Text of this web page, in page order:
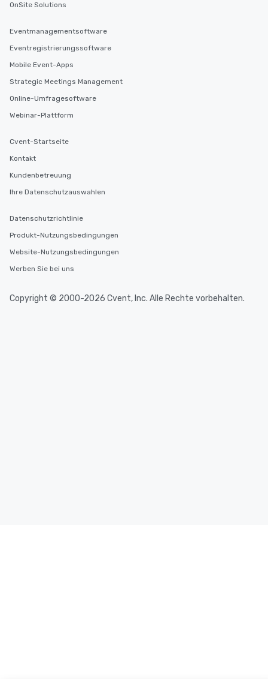
OnSite Solutions
Eventmanagementsoftware
Eventregistrierungssoftware
Mobile Event-Apps
Strategic Meetings Management
Online-Umfragesoftware
Webinar-Plattform
Cvent-Startseite
Kontakt
Kundenbetreuung
Ihre Datenschutzauswahlen
Datenschutzrichtlinie
Produkt-Nutzungsbedingungen
Website-Nutzungsbedingungen
Werben Sie bei uns
Copyright © 2000-2026 Cvent, Inc. Alle Rechte vorbehalten.